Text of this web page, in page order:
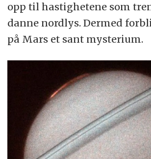
opp til hastighetene som
danne nordlys. Dermed
på Mars et sant mysterium.